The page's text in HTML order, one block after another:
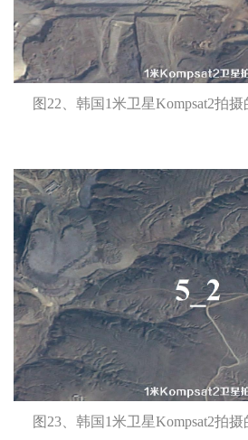
图22、韩国1米卫星Kompsat2拍
图23、韩国1米卫星Kompsat2拍